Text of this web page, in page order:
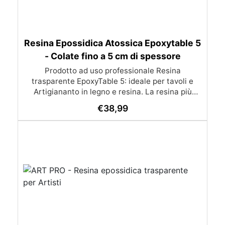
Resina Epossidica Atossica Epoxytable 5
- Colate fino a 5 cm di spessore
Prodotto ad uso professionale Resina
trasparente EpoxyTable 5: ideale per tavoli e
Artigiananto in legno e resina. La resina più
perfetta per colate di alto spessore fino a 5 cm.
Applicazioni Principali: Realizzazione di tavoli in
monete, pietre, ecc) Colate riempitive in
spessore dentro stampi e cassaforme
Caratteristiche principali: ✅ Bassissima
€38,99